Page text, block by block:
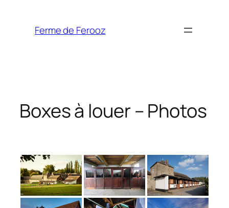
contenuFerme de Ferooz
Boxes à louer – Photos